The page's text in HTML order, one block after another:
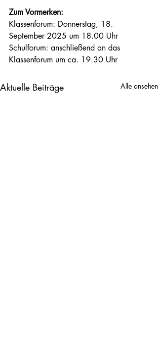
Zum Vormerken:
Klassenforum: Donnerstag, 18.
September 2025 um 18.00 Uhr
Schulforum: anschließend an das
Klassenforum um ca. 19.30 Uhr
Aktuelle Beiträge Alle ansehen